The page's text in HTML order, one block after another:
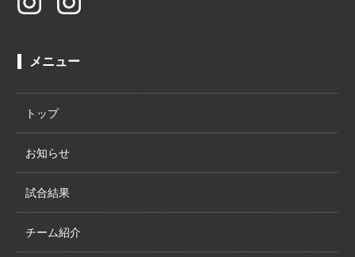
メニュー
トップ
お知らせ
試合結果
チーム紹介